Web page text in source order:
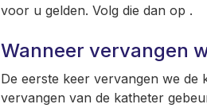
voor u gelden. Volg die dan op .
Wanneer vervangen
De eerste keer vervangen we de
vervangen van de katheter